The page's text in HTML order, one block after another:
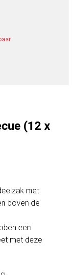
(12 x
met
boven de
een
met deze